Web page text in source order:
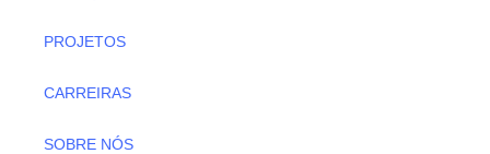
PROJETOS
CARREIRAS
SOBRE NÓS